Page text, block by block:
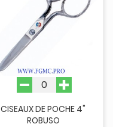
CISEAUX DE POCHE 4"
ROBUSO